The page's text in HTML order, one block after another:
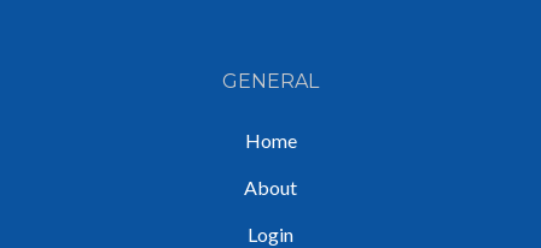
GENERAL
Home
About
Login